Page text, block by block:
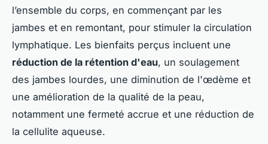
l’ensemble du corps, en commençant par les
jambes et en remontant, pour stimuler la circulation
lymphatique. Les bienfaits perçus incluent une
réduction de la rétention d'eau, un soulagement
des jambes lourdes, une diminution de l'œdème et
une amélioration de la qualité de la peau,
notamment une fermeté accrue et une réduction de
la cellulite aqueuse.